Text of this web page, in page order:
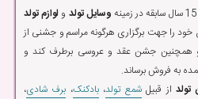
وسایل تولد و لوازم تولد
خود را جهت برگزاری هرگونه مراسم و جشنی از
همچنین جشن عقد و عروسی برطرف کند و
به فروش برساند.
تولداز قبیلشمع تولد،بادکنک، برف شادی،